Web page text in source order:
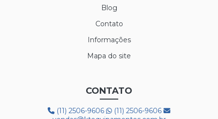
MEIÃO EM LÃ PARA CAMARA FRIA
PROTETOR AUDITIVO AGENA SPR
BOTA 50C32 FRIG
Blog
Contato
Informações
Mapa do site
CONTATO
(11) 2506-9606
(11) 2506-9606